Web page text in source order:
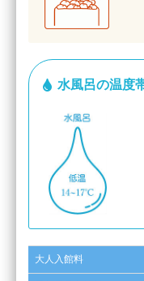
水風呂の温度
大人入館料